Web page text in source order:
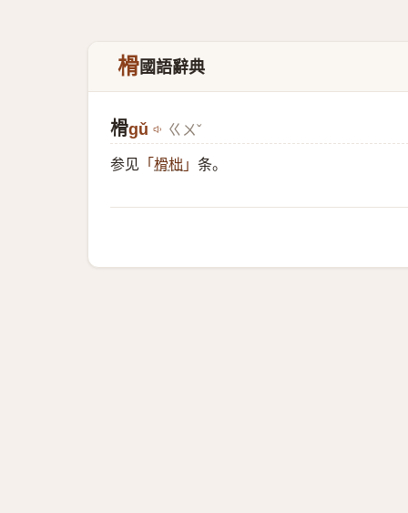
榾國語辭典
榾gǔ ㄍㄨˇ
参见 「 榾柮 」 条。